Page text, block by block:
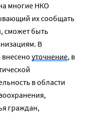
многие НКО
их сообщать
сможет быть
В
внесено уточнение, в
в области
граждан,